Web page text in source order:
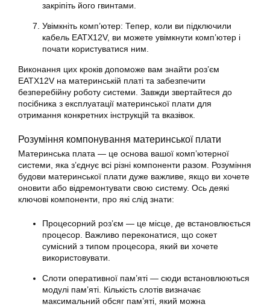
закріпіть його гвинтами.
Увімкніть комп’ютер: Тепер, коли ви підключили
кабель EATX12V, ви можете увімкнути комп’ютер і
почати користуватися ним.
Виконання цих кроків допоможе вам знайти роз’єм
EATX12V на материнській платі та забезпечити
безперебійну роботу системи. Завжди звертайтеся до
посібника з експлуатації материнської плати для
отримання конкретних інструкцій та вказівок.
Розуміння компонування материнської плати
Материнська плата — це основа вашої комп’ютерної
системи, яка з’єднує всі різні компоненти разом. Розуміння
будови материнської плати дуже важливе, якщо ви хочете
оновити або відремонтувати свою систему. Ось деякі
ключові компоненти, про які слід знати:
Процесорний роз’єм — це місце, де встановлюється
процесор. Важливо переконатися, що сокет
сумісний з типом процесора, який ви хочете
використовувати.
Слоти оперативної пам’яті — сюди встановлюються
модулі пам’яті. Кількість слотів визначає
максимальний обсяг пам’яті, який можна